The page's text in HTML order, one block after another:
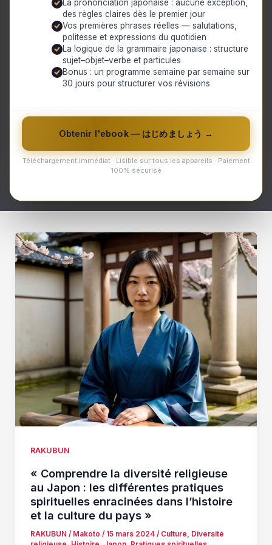
La prononciation japonaise : aucune exception,
des règles claires dès le premier jour
Vos premières phrases réelles — salutations,
politesse et expressions du quotidien
La logique de la grammaire japonaise : structure
sujet–objet–verbe et particules
Bonus : un programme semaine par semaine sur
30 jours pour structurer vos révisions
Obtenir l'ebook — はじめましょう →
Téléchargement immédiat · Lisible sur tous les appareils · Paiement
100% sécurisé
dialogue interreligieux. En favorisant une
compréhension mutuelle entre les
différents groupes religieux, la diversité
religieuse permet de promouvoir un climat
d’inclusion et de paix sociale. Cependant,
elle peut également être source de
le respect des diversités religieuses sont
donc essentiels pour construire une
société harmonieuse et égalitaire.
RAKUBUN
« Comprendre la diversité religieuse
au Japon : les différentes pratiques
spirituelles enracinées dans l’histoire
et la culture du pays »
RAKUBUN / Makoto / 15 mars 2024 / Culture
Diversité